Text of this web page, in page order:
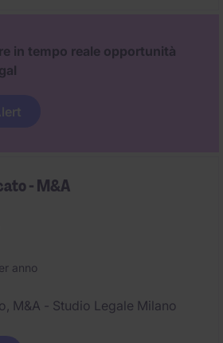
in tempo reale opportunità
- M&A
anno
M&A - Studio Legale Milano